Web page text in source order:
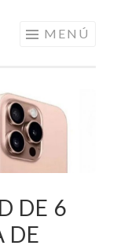
MENÚ
DE 6
DE